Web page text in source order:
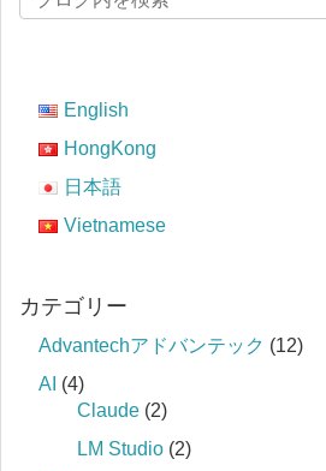
English
HongKong
日本語
Vietnamese
カテゴリー
Advantechアドバンテック (12)
AI (4)
Claude (2)
LM Studio (2)